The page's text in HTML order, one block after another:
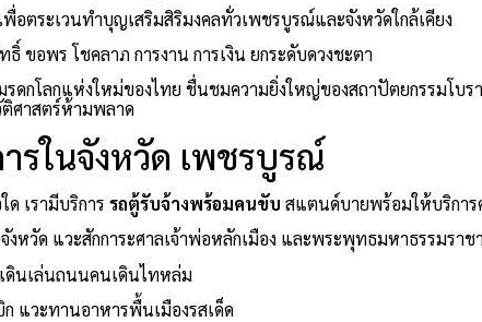
พื่อตระเวนทำบุญเสริมสิริมงคลทั่วเพชรบูรณ์และจังหวัดใกล้เคียง
ขอพร โชคลาภ การงาน การเงิน ยกระดับดวงชะตา
รดกโลกแห่งใหม่ของไทย ชื่นชมความยิ่งใหญ่ของสถาปัตยกรรมโบ
ศาสตร์ห้ามพลาด
ในจังหวัด เพชรบูรณ์
เรามีบริการ รถตู้รับจ้างพร้อมคนขับ สแตนด์บายพร้อมให้บริกา
งหวัด แวะสักการะศาลเจ้าพ่อหลักเมือง และพระพุทธมหาธรรมราชา
ดินเล่นถนนคนเดินไทหล่ม
แวะทานอาหารพื้นเมืองรสเด็ด